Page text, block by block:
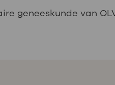
geneeskunde van